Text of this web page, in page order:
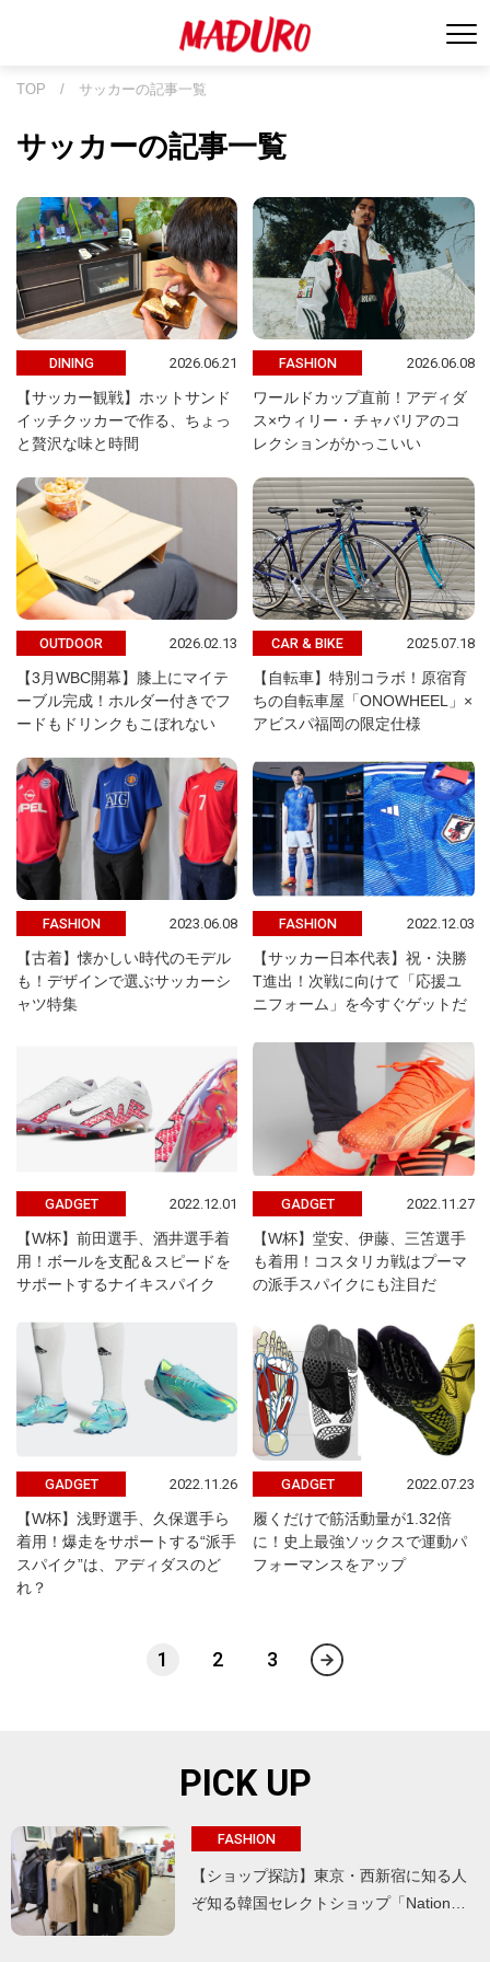
TOP / サッカーの記事一覧
サッカーの記事一覧
DINING 2026.06.21
【サッカー観戦】ホットサンド
イッチクッカーで作る、ちょっ
と贅沢な味と時間
FASHION 2026.06.08
ワールドカップ直前！アディダ
ス×ウィリー・チャバリアのコ
レクションがかっこいい
OUTDOOR 2026.02.13
【3月WBC開幕】膝上にマイテ
ーブル完成！ホルダー付きでフ
ードもドリンクもこぼれない
CAR & BIKE 2025.07.18
【自転車】特別コラボ！原宿育
ちの自転車屋「ONOWHEEL」×
アビスパ福岡の限定仕様
FASHION 2023.06.08
【古着】懐かしい時代のモデル
も！デザインで選ぶサッカーシ
ャツ特集
FASHION 2022.12.03
【サッカー日本代表】祝・決勝
T進出！次戦に向けて「応援ユ
ニフォーム」を今すぐゲットだ
GADGET 2022.12.01
【W杯】前田選手、酒井選手着
用！ボールを支配＆スピードを
サポートするナイキスパイク
GADGET 2022.11.27
【W杯】堂安、伊藤、三笘選手
も着用！コスタリカ戦はプーマ
の派手スパイクにも注目だ
GADGET 2022.11.26
【W杯】浅野選手、久保選手ら
着用！爆走をサポートする“派手
スパイク”は、アディダスのど
れ？
GADGET 2022.07.23
履くだけで筋活動量が1.32倍
に！史上最強ソックスで運動パ
フォーマンスをアップ
1 2 3
PICK UP
FASHION
【ショップ探訪】東京・西新宿に知る人
ぞ知る韓国セレクトショップ「Nation…